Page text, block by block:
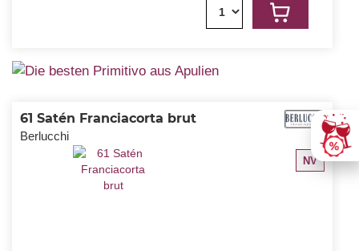
1
61 Satén Franciacorta brut
Berlucchi
NV